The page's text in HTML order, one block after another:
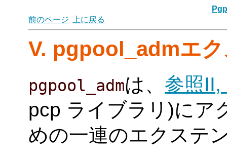
前のページ
上に戻る
V. pgpool_admエ
pgpool_admは、 参照II,
pcp ライブラリ)にア
めの一連のエクステ